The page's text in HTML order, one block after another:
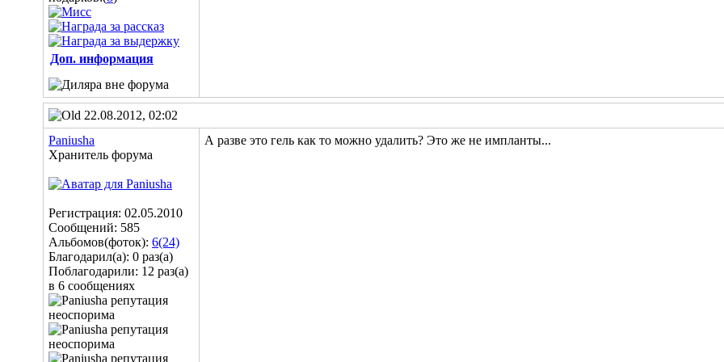
Доп. информация
22.08.2012, 02:02
Paniusha
Хранитель форума
Регистрация: 02.05.2010
Сообщений: 585
Альбомов(фоток): 6(24)
Благодарил(а): 0 раз(а)
Поблагодарили: 12 раз(а)
в 6 сообщениях
А разве это гель как то можно удалить? Это же не импланты...